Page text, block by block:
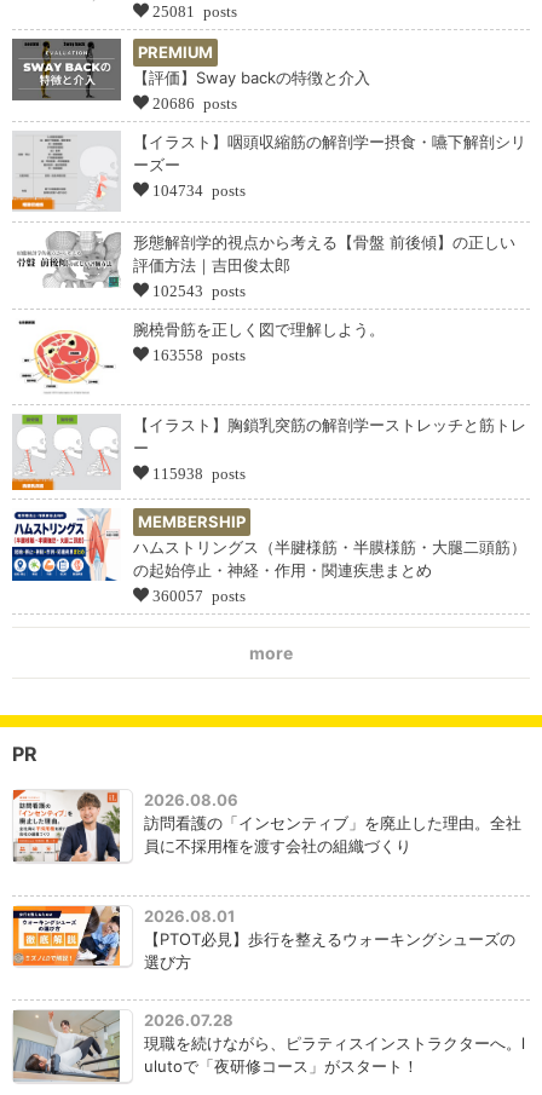
25081 posts
PREMIUM
【評価】Sway backの特徴と介入
20686 posts
【イラスト】咽頭収縮筋の解剖学ー摂食・嚥下解剖シリ
ーズー
104734 posts
形態解剖学的視点から考える【骨盤 前後傾】の正しい
評価方法｜吉田俊太郎
102543 posts
腕橈骨筋を正しく図で理解しよう。
163558 posts
【イラスト】胸鎖乳突筋の解剖学ーストレッチと筋トレ
ー
115938 posts
MEMBERSHIP
ハムストリングス（半腱様筋・半膜様筋・大腿二頭筋）
の起始停止・神経・作用・関連疾患まとめ
360057 posts
more
PR
2026.08.06
訪問看護の「インセンティブ」を廃止した理由。全社
員に不採用権を渡す会社の組織づくり
2026.08.01
【PTOT必見】歩行を整えるウォーキングシューズの
選び方
2026.07.28
現職を続けながら、ピラティスインストラクターへ。l
ulutoで「夜研修コース」がスタート！